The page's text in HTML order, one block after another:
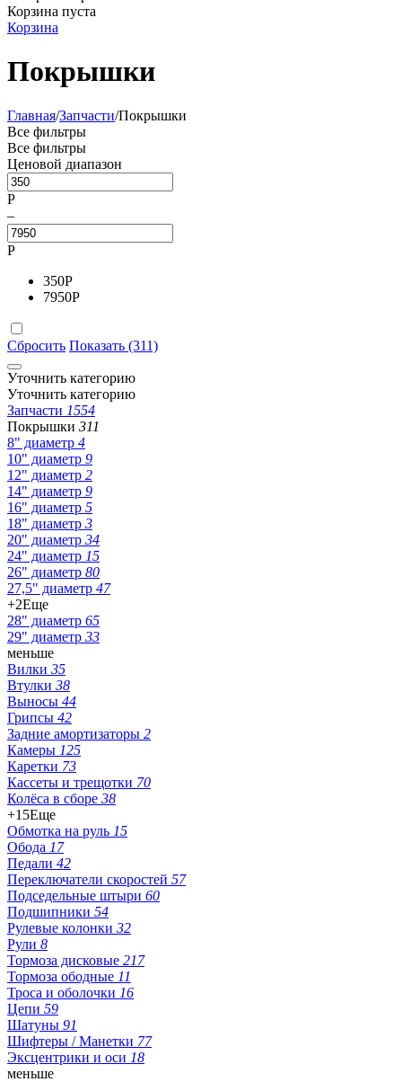
Корзина пуста
Корзина
Покрышки
Главная/Запчасти/Покрышки
Все фильтры
Все фильтры
Ценовой диапазон
Р
–
Р
350Р
7950Р
Сбросить Показать (311)
Уточнить категорию
Уточнить категорию
Запчасти 1554
Покрышки 311
8" диаметр 4
10" диаметр 9
12" диаметр 2
14" диаметр 9
16" диаметр 5
18" диаметр 3
20" диаметр 34
24" диаметр 15
26" диаметр 80
27,5" диаметр 47
+2Еще
28" диаметр 65
29" диаметр 33
меньше
Вилки 35
Втулки 38
Выносы 44
Грипсы 42
Задние амортизаторы 2
Камеры 125
Каретки 73
Кассеты и трещотки 70
Колёса в сборе 38
+15Еще
Обмотка на руль 15
Обода 17
Педали 42
Переключатели скоростей 57
Подседельные штыри 60
Подшипники 54
Рулевые колонки 32
Рули 8
Тормоза дисковые 217
Тормоза ободные 11
Троса и оболочки 16
Цепи 59
Шатуны 91
Шифтеры / Манетки 77
Эксцентрики и оси 18
меньше